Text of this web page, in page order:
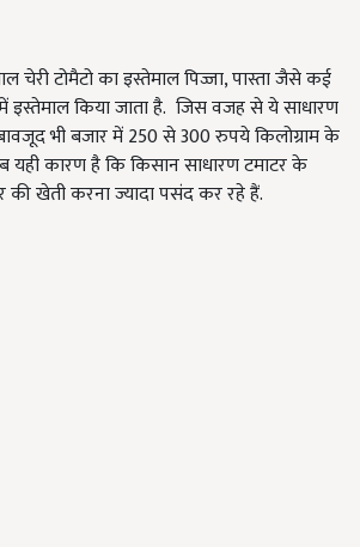
चेरी टोमैटो का इस्तेमाल पिज्जा, पास्ता जैसे कई
किया जाता है. जिस वजह से ये साधारण
भी बजार में 250 से 300 रुपये किलोग्राम के
कारण है कि किसान साधारण टमाटर के
की खेती करना ज्यादा पसंद कर रहे हैं.